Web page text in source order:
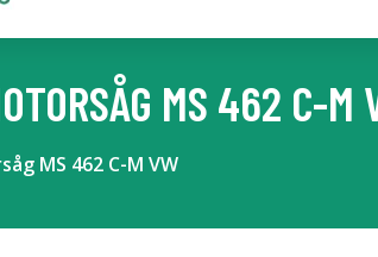
MS 462 C-M
MS 462 C-M VW